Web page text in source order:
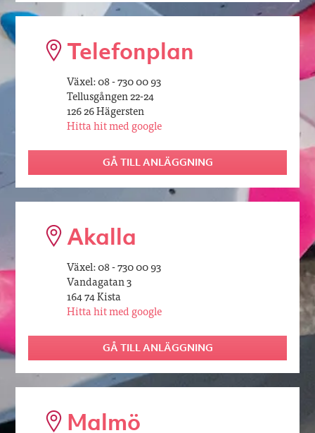
Telefonplan
Växel: 08 - 730 00 93
Tellusgången 22-24
126 26 Hägersten
Hitta hit med google
GÅ TILL ANLÄGGNING
Akalla
Växel: 08 - 730 00 93
Vandagatan 3
164 74 Kista
Hitta hit med google
GÅ TILL ANLÄGGNING
Malmö